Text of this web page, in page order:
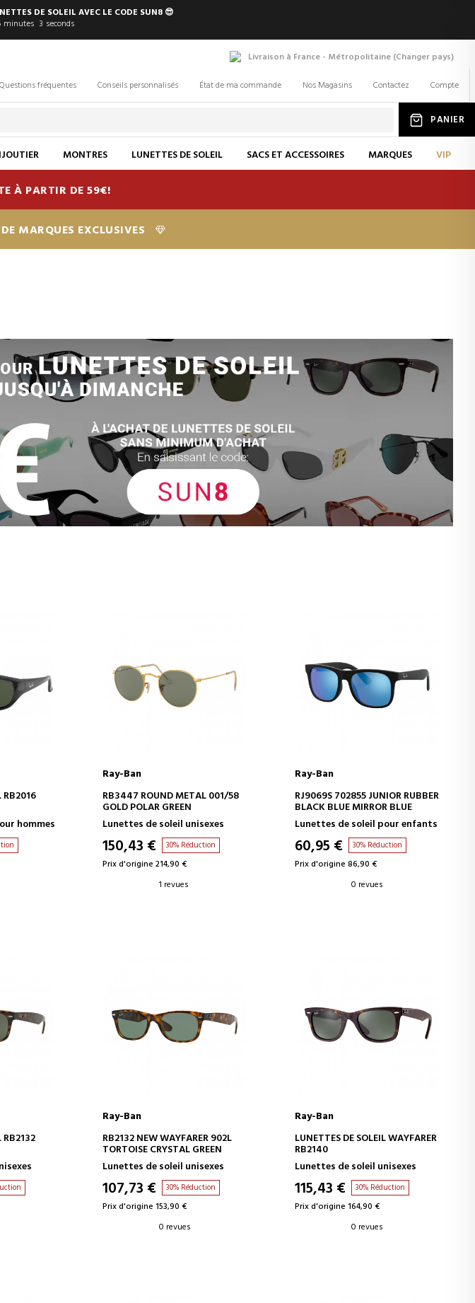
DE SOLEIL AVEC LE CODE SUN8 😎
minutes 2 seconds
Livraison à France - Métropolitaine (Changer pays)
Questions fréquentes Conseils personnalisés État de ma commande Nos Magasins Contactez Compte
PANIER
MONTRES LUNETTES DE SOLEIL SACS ET ACCESSOIRES MARQUES VIP
À PARTIR DE 59€!
MARQUES EXCLUSIVES
RB2016
hommes
AJOUTER AU PANIER
Ray-Ban
RB3447 ROUND METAL 001/58
GOLD POLAR GREEN
Lunettes de soleil unisexes
150,43 € 30% Réduction
Prix d'origine 214,90 €
1 revues
AJOUTER AU PANIER
Ray-Ban
RJ9069S 702855 JUNIOR RUBBER
BLACK BLUE MIRROR BLUE
Lunettes de soleil pour enfants
60,95 € 30% Réduction
Prix d'origine 86,90 €
0 revues
RB2132
AJOUTER AU PANIER
Ray-Ban
RB2132 NEW WAYFARER 902L
TORTOISE CRYSTAL GREEN
Lunettes de soleil unisexes
107,73 € 30% Réduction
Prix d'origine 153,90 €
0 revues
AJOUTER AU PANIER
Ray-Ban
LUNETTES DE SOLEIL WAYFARER
RB2140
Lunettes de soleil unisexes
115,43 € 30% Réduction
Prix d'origine 164,90 €
0 revues